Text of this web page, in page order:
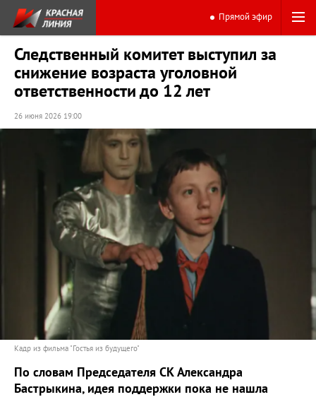
Прямой эфир
Следственный комитет выступил за
снижение возраста уголовной
ответственности до 12 лет
26 июня 2026 19:00
Кадр из фильма "Гостья из будущего"
По словам Председателя СК Александра
Бастрыкина, идея поддержки пока не нашла